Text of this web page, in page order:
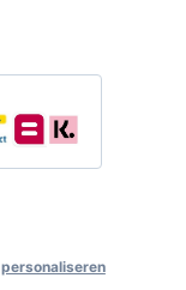
personaliseren